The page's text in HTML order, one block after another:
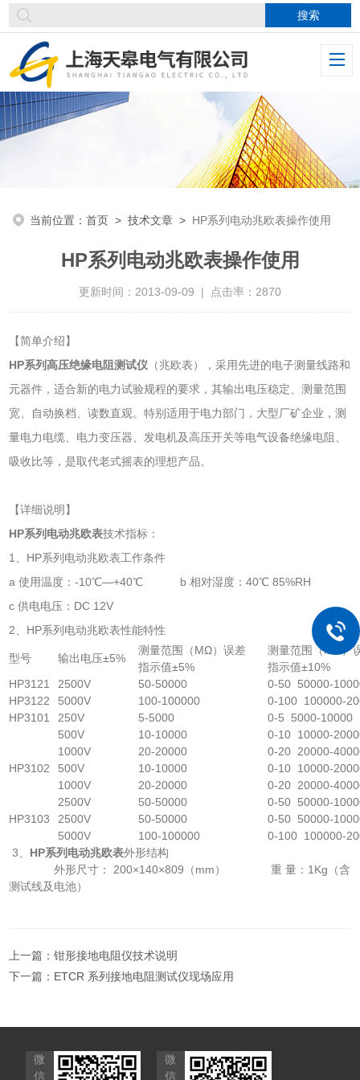
当前位置：首页 >技术文章 > HP系列电动兆欧表操作使用
HP系列电动兆欧表操作使用
更新时间：2013-09-09 | 点击率：2870
【简单介绍】
HP系列高压绝缘电阻测试仪 （兆欧表），采用先进的电子测量线路和
元器件，适合新的电力试验规程的要求，其输出电压稳定、测量范围
宽、自动换档、读数直观。特别适用于电力部门，大型厂矿企业，测
量电力电缆、电力变压器、发电机及高压开关等电气设备绝缘电阻、
吸收比等，是取代老式摇表的理想产品。
【详细说明】
HP系列电动兆欧表技术指标：
1、HP系列电动兆欧表工作条件
a 使用温度：-10℃—+40℃ b 相对湿度：40℃ 85%RH
c 供电电压：DC 12V
2、HP系列电动兆欧表性能特性
型号 输出电压±5%
测量范围（MΩ）误差
指示值±5%
测量范围（MΩ）
指示值±10%
HP3121
2500V 50-50000
0-50 50000-
HP3122
5000V 100-100000
0-100 100000-
HP3101
250V 5-5000
0-5 5000-10000
500V
10-10000
0-10 10000-
1000V
20-20000
0-20 20000-
HP3102
500V 10-10000
0-10 10000-
1000V
20-20000
0-20 20000-
2500V
50-50000
0-50 50000-
HP3103
2500V 50-50000
0-50 50000-
5000V
100-100000
0-100 100000-
3、 HP系列电动兆欧表外形结构
外形尺寸： 200×140×809（mm） 重 量：1Kg（含
测试线及电池）
上一篇：钳形接地电阻仪技术说明
下一篇： ETCR 系列接地电阻测试仪现场应用
微
信
微
信